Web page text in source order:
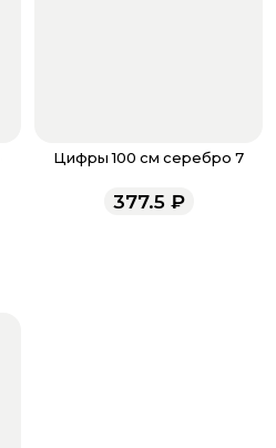
Цифры 100 см серебро 7
377.5₽